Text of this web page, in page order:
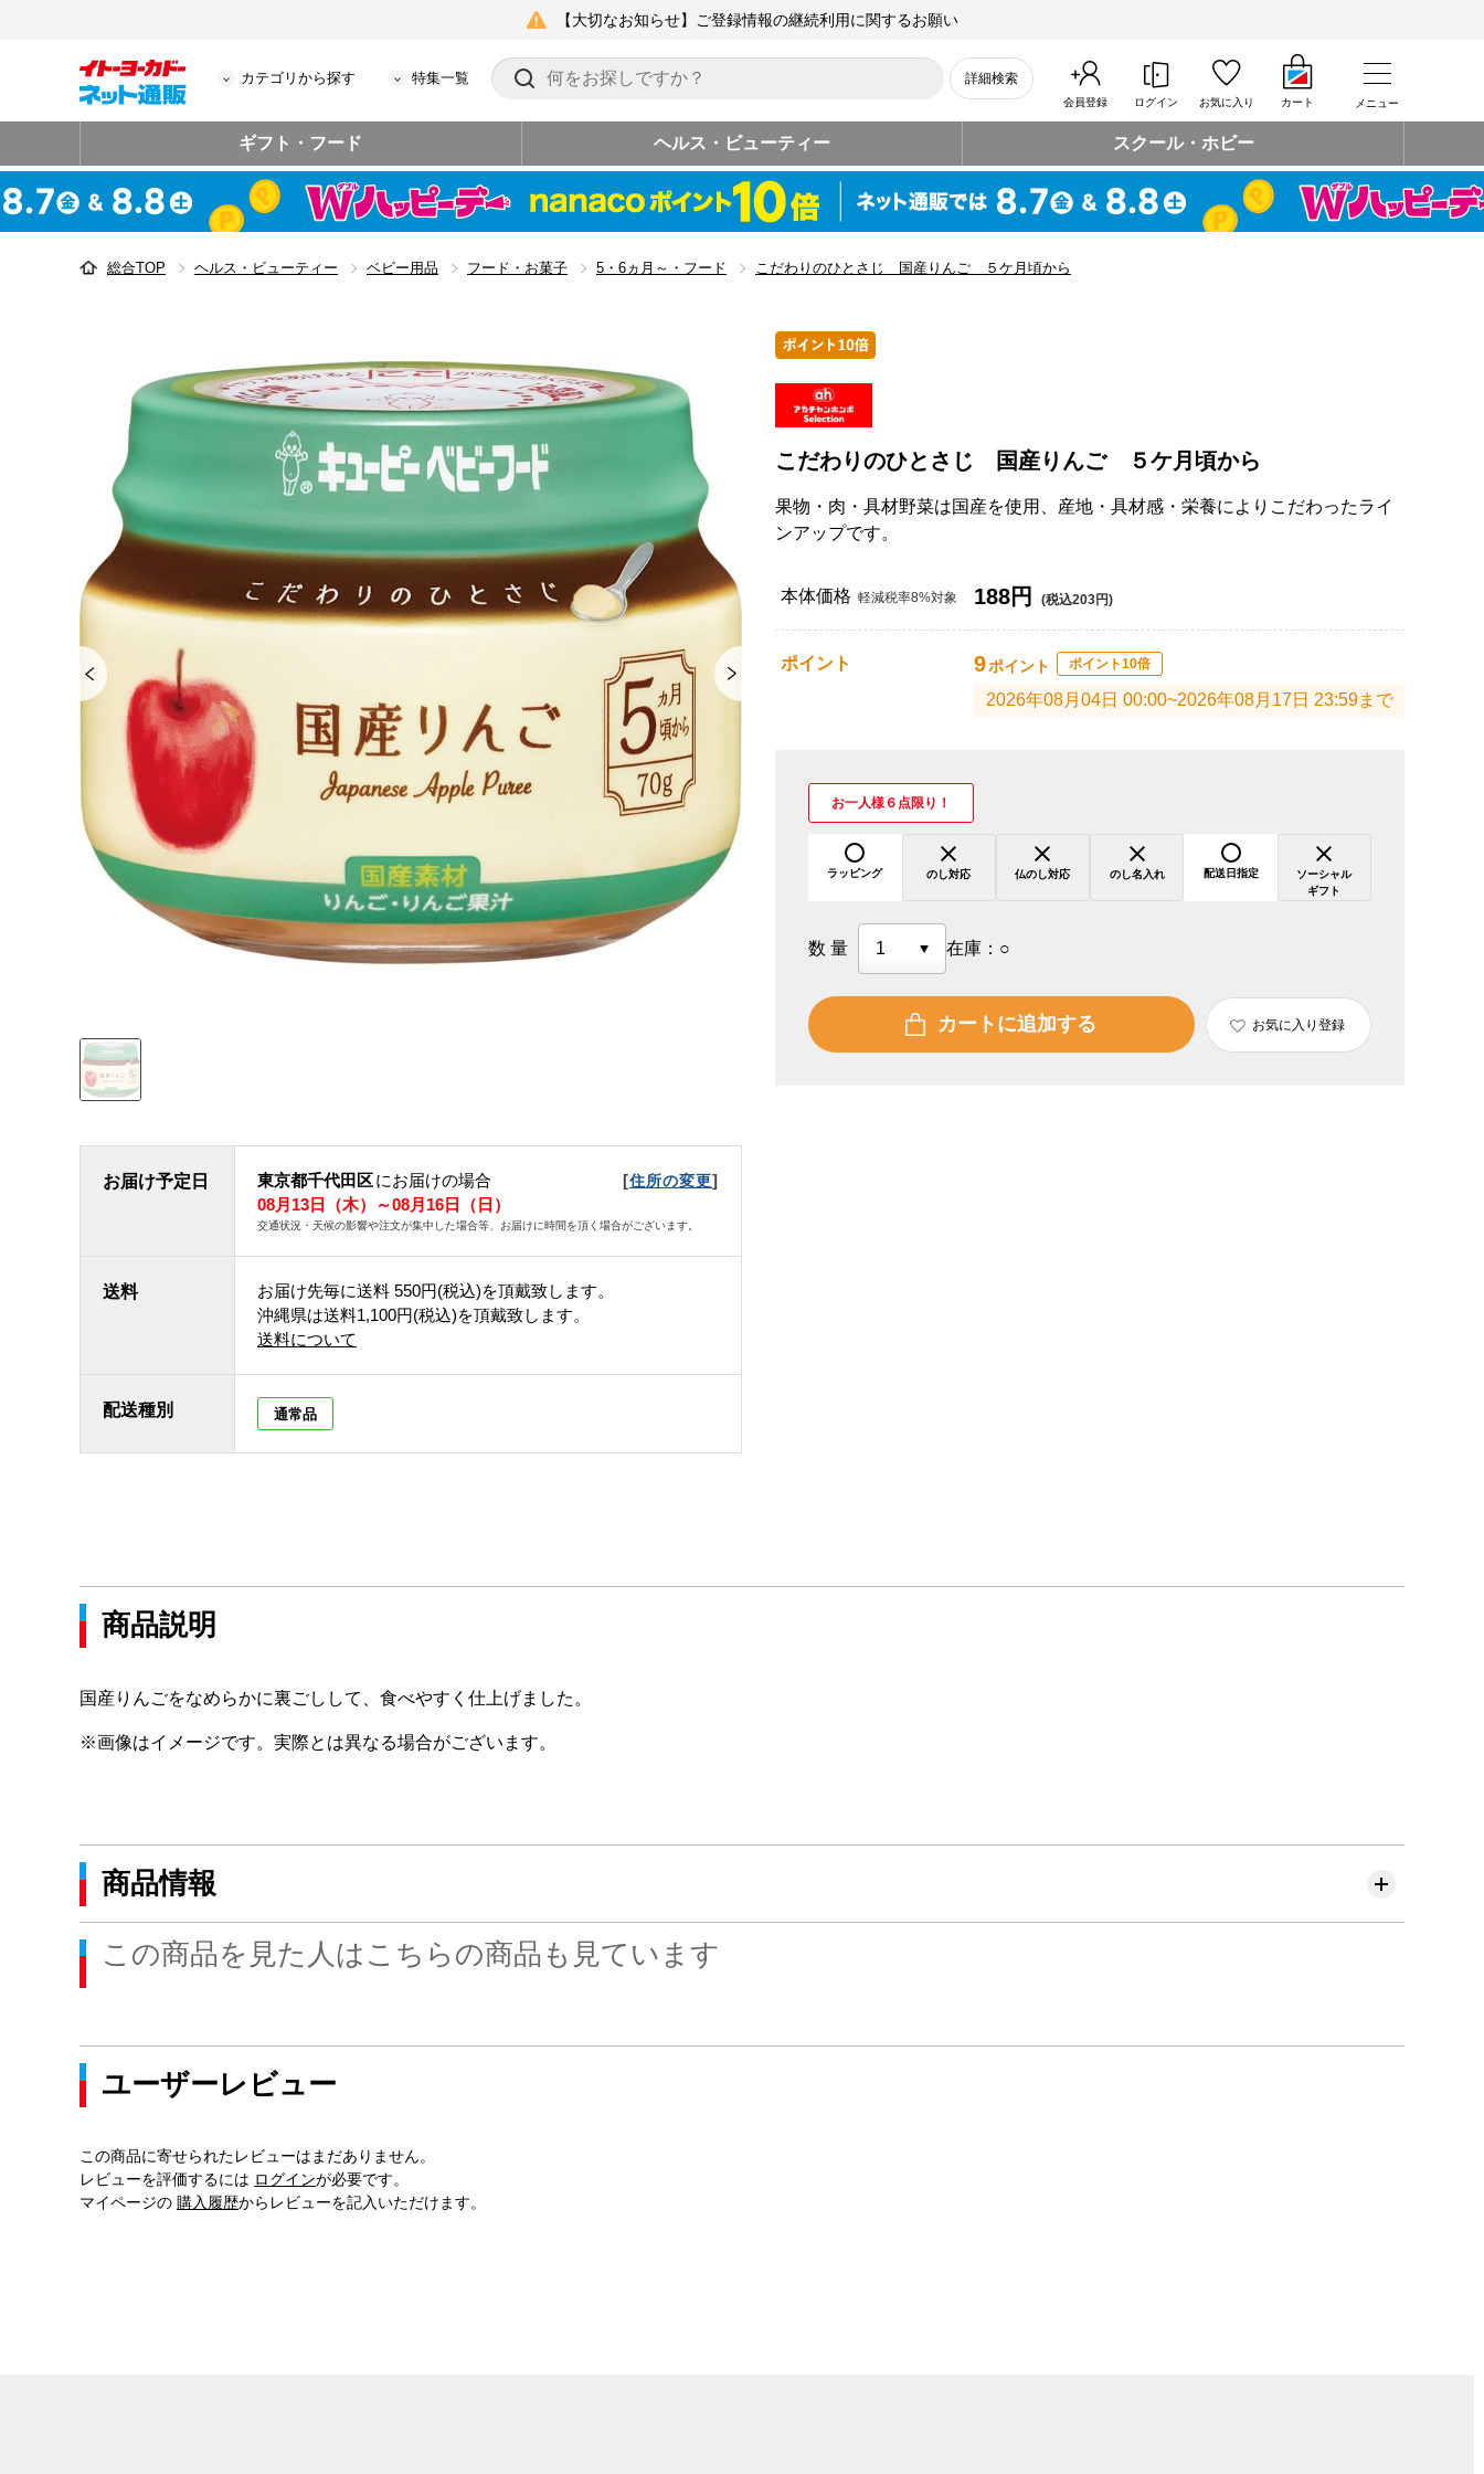
【大切なお知らせ】ご登録情報の継続利用に関するお願い
カテゴリから探す 特集一覧 詳細検索
会員登録 ログイン お気に入り カート メニュー
ギフト・フード ヘルス・ビューティー スクール・ホビー
総合TOP ヘルス・ビューティー ベビー用品 フード・お菓子 5・6ヵ月～・フード こだわりのひとさじ 国産りんご ５ケ月頃から
お届け予定日 東京都千代田区にお届けの場合 [住所の変更]
08月13日（木）～08月16日（日）
交通状況・天候の影響や注文が集中した場合等、お届けに時間を頂く場合がございます。
送料 お届け先毎に送料 550円(税込)を頂戴致します。
沖縄県は送料1,100円(税込)を頂戴致します。
送料について
配送種別 通常品
こだわりのひとさじ 国産りんご ５ケ月頃から
果物・肉・具材野菜は国産を使用、産地・具材感・栄養によりこだわったライ
ンアップです。
本体価格 軽減税率8%対象 188円 (税込203円)
ポイント 9ポイント ポイント10倍
2026年08月04日 00:00~2026年08月17日 23:59まで
お一人様６点限り！
ラッピング のし対応 仏のし対応 のし名入れ 配送日指定
ソーシャル
ギフト
数量 在庫： ○
カートに追加する お気に入り登録
商品説明
国産りんごをなめらかに裏ごしして、食べやすく仕上げました。
※画像はイメージです。実際とは異なる場合がございます。
商品情報
この商品を見た人はこちらの商品も見ています
ユーザーレビュー
この商品に寄せられたレビューはまだありません。
レビューを評価するには ログインが必要です。
マイページの 購入履歴からレビューを記入いただけます。